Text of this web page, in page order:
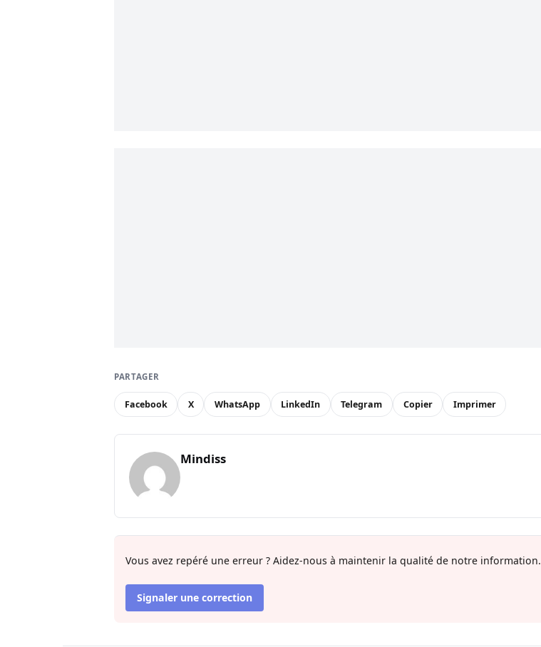
PARTAGER
Facebook X WhatsApp LinkedIn Telegram Copier Imprimer
Mindiss
Vous avez repéré une erreur ? Aidez-nous à maintenir la qualité de notre information.
Signaler une correction